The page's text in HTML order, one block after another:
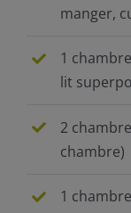
manger,
1
lit
2
chambre)
1